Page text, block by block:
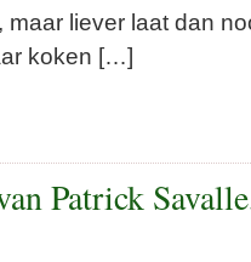
liever laat dan
koken […]
Patrick